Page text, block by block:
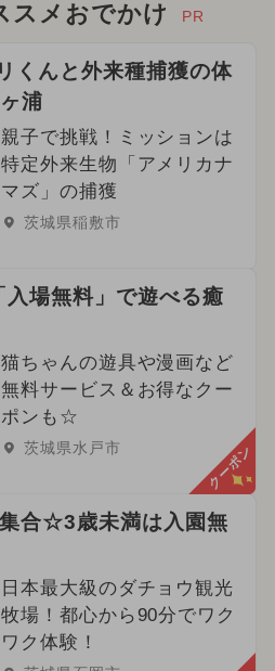
スメおでかけ PR
くんと外来種捕獲の体
浦
親子で挑戦！ミッションは
特定外来生物「アメリカナ
マズ」の捕獲
茨城県稲敷市
場無料」で遊べる癒
猫ちゃんの遊具や漫画など
無料サービス＆お得なクー
ポンも☆
茨城県水戸市 クーポン
合☆3歳未満は入園無
日本最大級のダチョウ観光
牧場！都心から90分でワク
ワク体験！